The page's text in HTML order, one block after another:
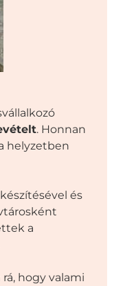
. Honnan
helyzetben
és
a
hogy valami